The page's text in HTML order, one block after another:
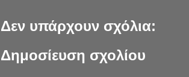
Δεν υπάρχουν σχόλια:
Δημοσίευση σχολίου